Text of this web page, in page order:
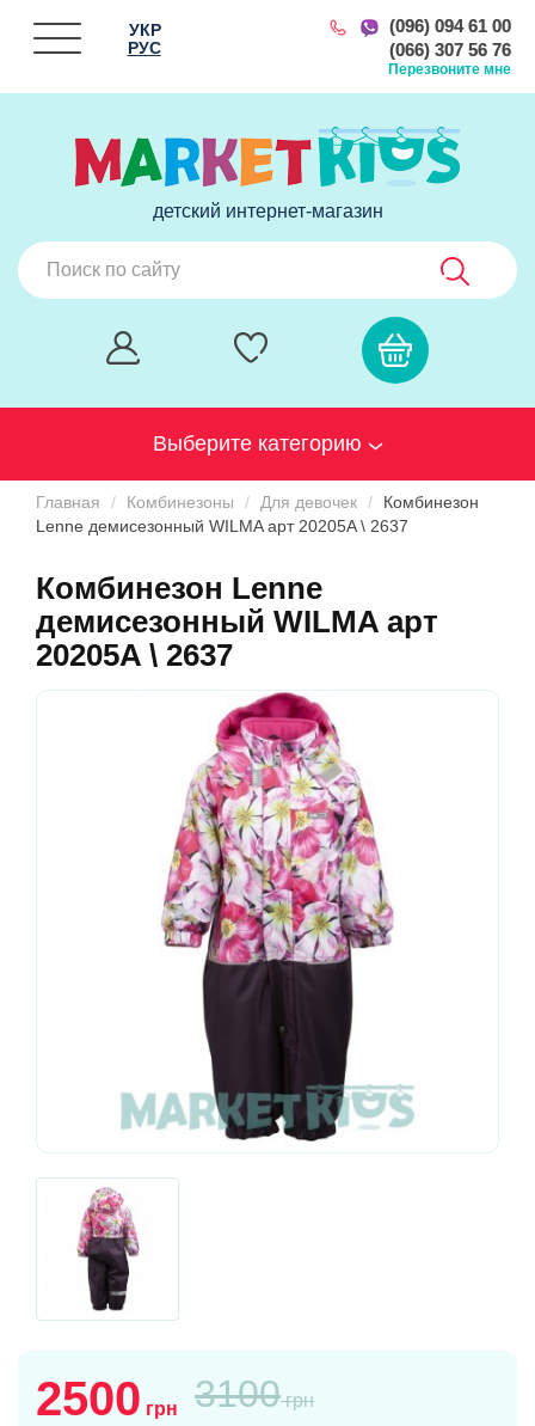
(096) 094 61 00
(066) 307 56 76
Перезвоните мне
УКР
РУС
детский интернет-магазин
Выберите категорию
Главная Комбинезоны Для девочек
Комбинезон
Lenne демисезонный WILMA арт 20205A \ 2637
Комбинезон Lenne
демисезонный WILMA арт
20205A \ 2637
2500 грн 3100грн